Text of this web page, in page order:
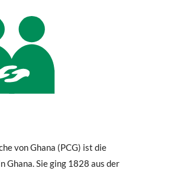
von Ghana (PCG) ist die
Sie ging 1828 aus der